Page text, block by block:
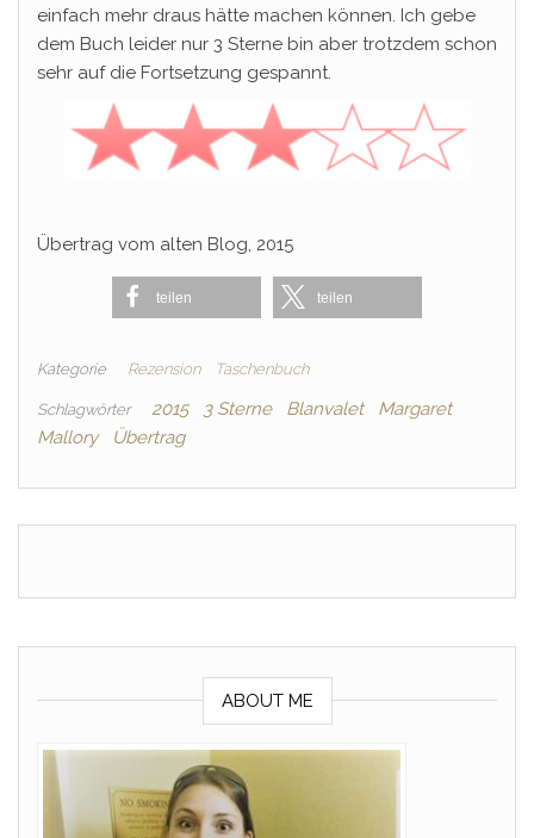
einfach mehr draus hätte machen können. Ich gebe
dem Buch leider nur 3 Sterne bin aber trotzdem schon
sehr auf die Fortsetzung gespannt.
Übertrag vom alten Blog, 2015
teilen teilen
Kategorie Rezension Taschenbuch
Schlagwörter 2015 3 Sterne Blanvalet
Margaret
Mallory
Übertrag
ABOUT ME